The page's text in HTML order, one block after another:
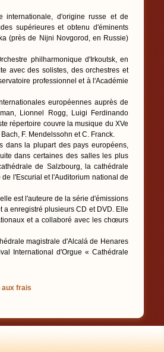
internationale, d'origine russe et de
supérieures et obtenu d'éminents
(près de Nijni Novgorod, en Russie)
philharmonique d'Irkoutsk, en
avec des solistes, des orchestres et
professionnel et à l'Académie
européennes auprès de
Lionnel Rogg, Luigi Ferdinando
répertoire couvre la musique du XVe
F. Mendelssohn et C. Franck.
dans la plupart des pays européens,
dans certaines des salles les plus
de Salzbourg, la cathédrale
l'Escurial et l'Auditorium national de
est l'auteure de la série d'émissions
enregistré plusieurs CD et DVD. Elle
et a collaboré avec les chœurs
magistrale d'Alcalá de Henares
International d'Orgue « Cathédrale
aux frais